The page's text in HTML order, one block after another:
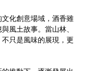
化創意場域，酒香雖
風土故事。當山林、
只是風味的展現，更